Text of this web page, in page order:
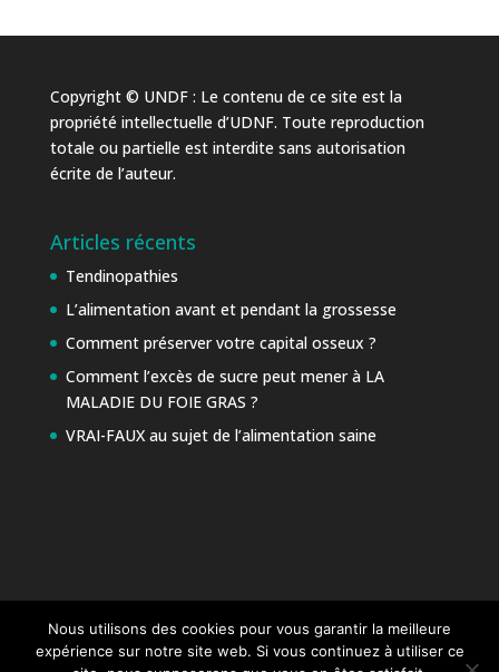
Copyright © UNDF : Le contenu de ce site est la
propriété intellectuelle d’UDNF. Toute reproduction
totale ou partielle est interdite sans autorisation
écrite de l’auteur.
Articles récents
Tendinopathies
L’alimentation avant et pendant la grossesse
Comment préserver votre capital osseux ?
Comment l’excès de sucre peut mener à LA
MALADIE DU FOIE GRAS ?
VRAI-FAUX au sujet de l’alimentation saine
Nous utilisons des cookies pour vous garantir la meilleure
expérience sur notre site web. Si vous continuez à utiliser ce